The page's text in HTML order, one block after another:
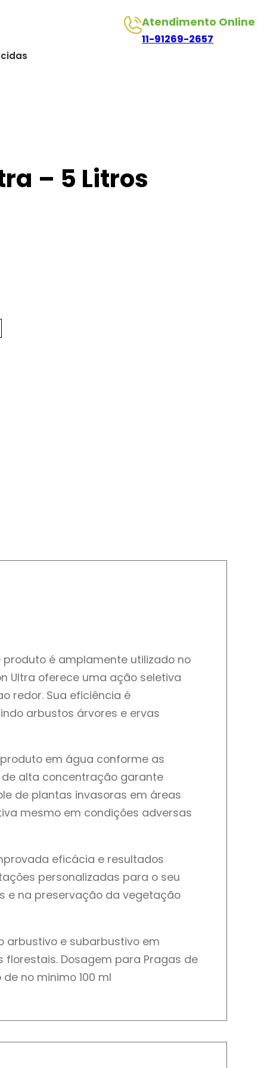
Atendimento Online
11-91269-2657
– 5 Litros
é amplamente utilizado no
Ultra oferece uma ação seletiva
redor. Sua eficiência é
arbustos árvores e ervas
em água conforme as
alta concentração garante
de plantas invasoras em áreas
mesmo em condições adversas
eficácia e resultados
personalizadas para o seu
e na preservação da vegetação
arbustivo e subarbustivo em
Dosagem para Pragas de
no minimo 100 ml